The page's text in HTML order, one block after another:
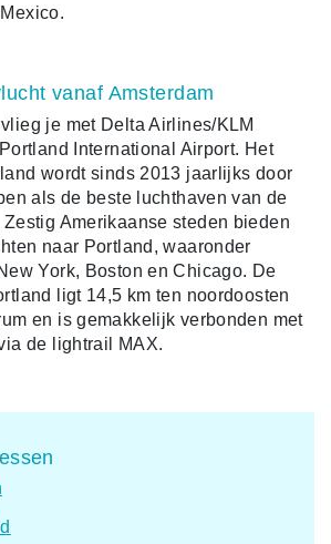
vanaf Amsterdam
je met Delta Airlines/KLM
International Airport. Het
wordt sinds 2013 jaarlijks door
als de beste luchthaven van de
Amerikaanse steden bieden
naar Portland, waaronder
York, Boston en Chicago. De
ligt 14,5 km ten noordoosten
en is gemakkelijk verbonden met
de lightrail MAX.